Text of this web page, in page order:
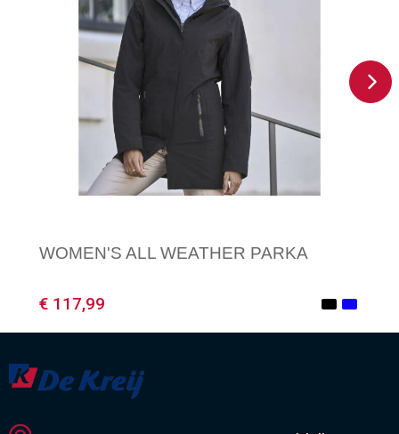
WOMEN'S ALL WEATHER PARKA
€ 117,99
Minimale afname: 1